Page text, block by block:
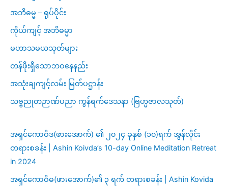
အဘိဓမ္မ – ရုပ်ပိုင်း
ကိုယ်ကျင့် အဘိဓမ္မာ
မဟာသမယသုတ်များ
တန်ဖိုးရှိသောဘဝနေနည်း
အသုံးချကျင့်လမ်း မြတ်ပဋ္ဌာန်း
သဗ္ဗညုတဉာဏ်ပညာ ကွန်ရက်ဒေသနာ (ဗြဟ္မဇာလသုတ်)
အရှင်ကောဝိဒ(ဖားအောက်) ၏ ၂၀၂၄ ခုနှစ် (၁၀)ရက် အွန်လိုင်း
တရားစခန်း | Ashin Koivda’s 10-day Online Meditation Retreat
in 2024
အရှင်ကောဝိဓ(ဖားအောက်)၏ ၃ ရက် တရားစခန်း | Ashin Kovida